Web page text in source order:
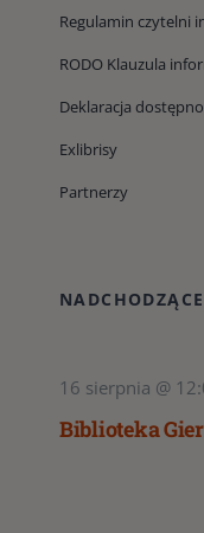
Regulamin czytelni
RODO Klauzula
Deklaracja
Exlibrisy
Partnerzy
16 sierpnia @
Biblioteka Gier